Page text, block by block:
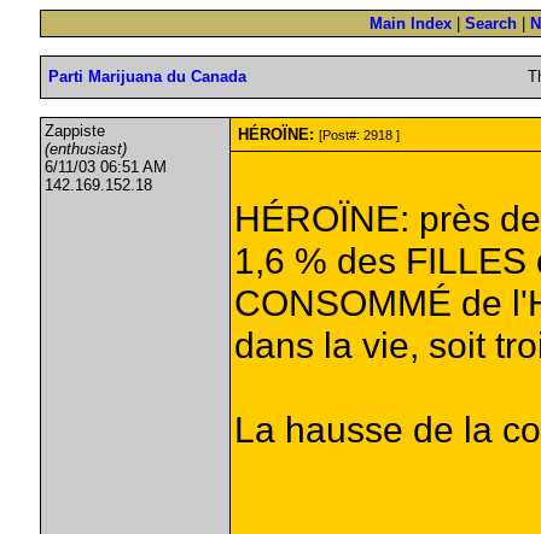
Main Index Search
Parti Marijuana du Canada
Zappiste
(enthusiast)
6/11/03 06:51 AM
142.169.152.18
HÉROÏNE: [Post#: 2918 ]
HÉROÏNE: près
1,6 % des
CONSOMMÉ de
dans la vie, soit
La hausse de la